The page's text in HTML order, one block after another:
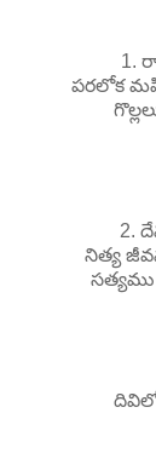
మెర్రీ
1.
పరలోక
మెర్రీ
2.
నిత్య
మెర్రీ
దివిలో